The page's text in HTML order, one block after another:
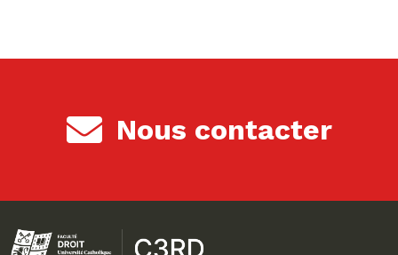
Nous contacter